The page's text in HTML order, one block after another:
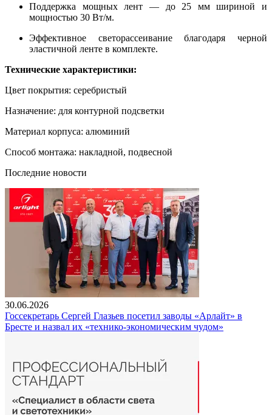
Поддержка мощных лент — до 25 мм шириной и
мощностью 30 Вт/м.
Эффективное светорассеивание благодаря черной
эластичной ленте в комплекте.
Технические характеристики:
Цвет покрытия: серебристый
Назначение: для контурной подсветки
Материал корпуса: алюминий
Способ монтажа: накладной, подвесной
Последние новости
30.06.2026
Госсекретарь Сергей Глазьев посетил заводы «Арлайт» в
Бресте и назвал их «технико-экономическим чудом»